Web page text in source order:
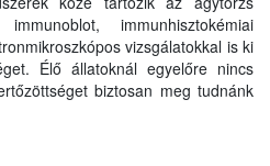
immunhisztokémiai
vizsgálatokkal is ki
Élő állatoknál egyelőre nincs
biztosan meg tudnánk